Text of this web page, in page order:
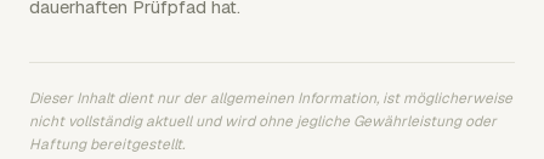
dauerhaften Prüfpfad hat.
Dieser Inhalt dient nur der allgemeinen Information, ist möglicherweise
nicht vollständig aktuell und wird ohne jegliche Gewährleistung oder
Haftung bereitgestellt.